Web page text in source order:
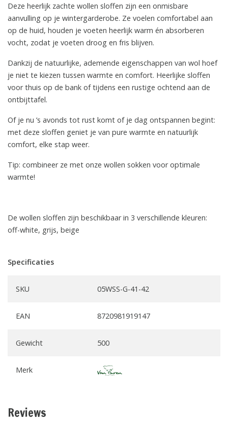
Deze heerlijk zachte wollen sloffen zijn een onmisbare
aanvulling op je wintergarderobe. Ze voelen comfortabel aan
op de huid, houden je voeten heerlijk warm én absorberen
vocht, zodat je voeten droog en fris blijven.
Dankzij de natuurlijke, ademende eigenschappen van wol hoef
je niet te kiezen tussen warmte en comfort. Heerlijke sloffen
voor thuis op de bank of tijdens een rustige ochtend aan de
ontbijttafel.
Of je nu ’s avonds tot rust komt of je dag ontspannen begint:
met deze sloffen geniet je van pure warmte en natuurlijk
comfort, elke stap weer.
Tip: combineer ze met onze wollen sokken voor optimale
warmte!
De wollen sloffen zijn beschikbaar in 3 verschillende kleuren:
off-white, grijs, beige
Specificaties
SKU 05WSS-G-41-42
EAN 8720981919147
Gewicht 500
Merk
Reviews